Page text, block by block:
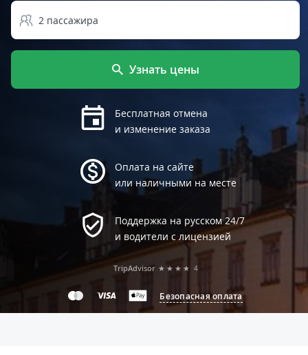
2 пассажира
Узнать цены
Бесплатная отмена
и изменение заказа
Оплата на сайте
или наличными на месте
Поддержка на русском 24/7
и водители с лицензией
Безопасная оплата
TripAdvisor ★★★★ 4